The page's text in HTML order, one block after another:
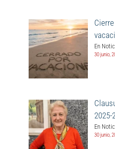
En
30 junio,
2025-
En
30 junio,